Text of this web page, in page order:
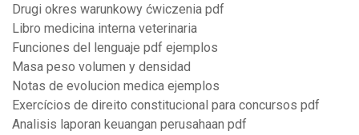
Drugi okres warunkowy ćwiczenia pdf
Libro medicina interna veterinaria
Funciones del lenguaje pdf ejemplos
Masa peso volumen y densidad
Notas de evolucion medica ejemplos
Exercícios de direito constitucional para concursos pdf
Analisis laporan keuangan perusahaan pdf